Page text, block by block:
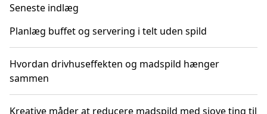
Seneste indlæg
Planlæg buffet og servering i telt uden spild
Hvordan drivhuseffekten og madspild hænger
sammen
Kreative måder at reducere madspild med sjove ting til